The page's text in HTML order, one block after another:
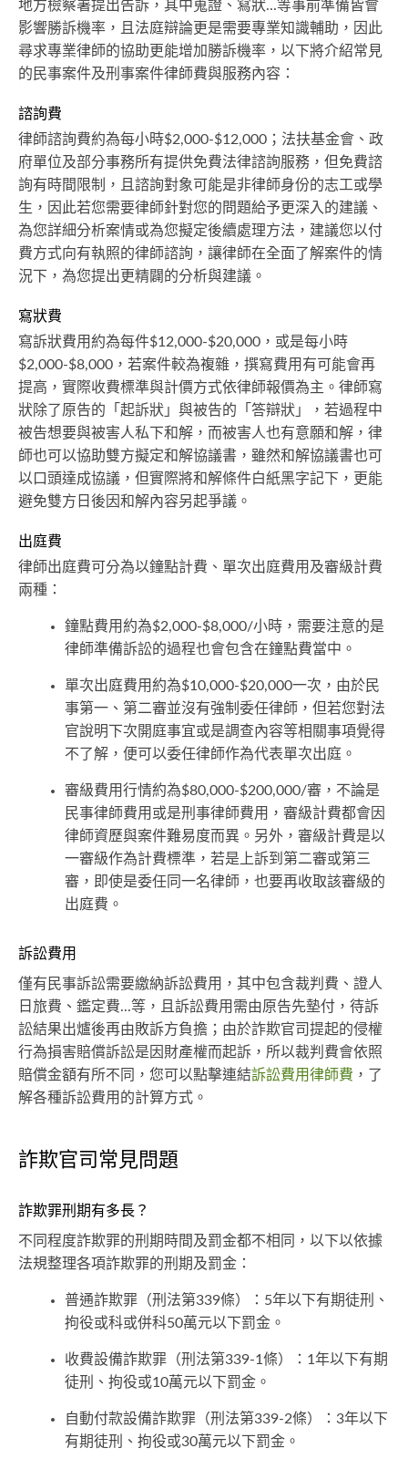
地方檢察署提出告訴，其中蒐證、寫狀...等事前準備皆會
影響勝訴機率，且法庭辯論更是需要專業知識輔助，因此
尋求專業律師的協助更能增加勝訴機率，以下將介紹常見
的民事案件及刑事案件律師費與服務內容：
諮詢費
律師諮詢費約為每小時$2,000-$12,000；法扶基金會、政
府單位及部分事務所有提供免費法律諮詢服務，但免費諮
詢有時間限制，且諮詢對象可能是非律師身份的志工或學
生，因此若您需要律師針對您的問題給予更深入的建議、
為您詳細分析案情或為您擬定後續處理方法，建議您以付
費方式向有執照的律師諮詢，讓律師在全面了解案件的情
況下，為您提出更精闢的分析與建議。
寫狀費
寫訴狀費用約為每件$12,000-$20,000，或是每小時
$2,000-$8,000，若案件較為複雜，撰寫費用有可能會再
提高，實際收費標準與計價方式依律師報價為主。律師寫
狀除了原告的「起訴狀」與被告的「答辯狀」，若過程中
被告想要與被害人私下和解，而被害人也有意願和解，律
師也可以協助雙方擬定和解協議書，雖然和解協議書也可
以口頭達成協議，但實際將和解條件白紙黑字記下，更能
避免雙方日後因和解內容另起爭議。
出庭費
律師出庭費可分為以鐘點計費、單次出庭費用及審級計費
兩種：
鐘點費用約為$2,000-$8,000/小時，需要注意的是
律師準備訴訟的過程也會包含在鐘點費當中。
單次出庭費用約為$10,000-$20,000一次，由於民
事第一、第二審並沒有強制委任律師，但若您對法
官說明下次開庭事宜或是調查內容等相關事項覺得
不了解，便可以委任律師作為代表單次出庭。
審級費用行情約為$80,000-$200,000/審，不論是
民事律師費用或是刑事律師費用，審級計費都會因
律師資歷與案件難易度而異。另外，審級計費是以
一審級作為計費標準，若是上訴到第二審或第三
審，即使是委任同一名律師，也要再收取該審級的
出庭費。
訴訟費用
僅有民事訴訟需要繳納訴訟費用，其中包含裁判費、證人
日旅費、鑑定費...等，且訴訟費用需由原告先墊付，待訴
訟結果出爐後再由敗訴方負擔；由於詐欺官司提起的侵權
行為損害賠償訴訟是因財產權而起訴，所以裁判費會依照
賠償金額有所不同，您可以點擊連結訴訟費用律師費 ，了
解各種訴訟費用的計算方式。
詐欺官司常見問題
詐欺罪刑期有多長？
不同程度詐欺罪的刑期時間及罰金都不相同，以下以依據
法規整理各項詐欺罪的刑期及罰金：
普通詐欺罪（刑法第339條）：5年以下有期徒刑、
拘役或科或併科50萬元以下罰金。
收費設備詐欺罪（刑法第339-1條）：1年以下有期
徒刑、拘役或10萬元以下罰金。
自動付款設備詐欺罪（刑法第339-2條）：3年以下
有期徒刑、拘役或30萬元以下罰金。